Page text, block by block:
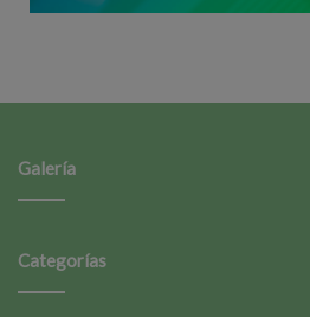
Galería
Categorías